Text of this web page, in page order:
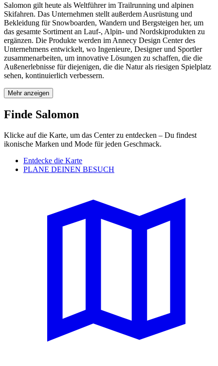
Salomon gilt heute als Weltführer im Trailrunning und alpinen
Skifahren. Das Unternehmen stellt außerdem Ausrüstung und
Bekleidung für Snowboarden, Wandern und Bergsteigen her, um
das gesamte Sortiment an Lauf-, Alpin- und Nordskiprodukten zu
ergänzen. Die Produkte werden im Annecy Design Center des
Unternehmens entwickelt, wo Ingenieure, Designer und Sportler
zusammenarbeiten, um innovative Lösungen zu schaffen, die die
Außenerlebnisse für diejenigen, die die Natur als riesigen Spielplatz
sehen, kontinuierlich verbessern.
Mehr anzeigen
Finde Salomon
Klicke auf die Karte, um das Center zu entdecken – Du findest
ikonische Marken und Mode für jeden Geschmack.
Entdecke die Karte
PLANE DEINEN BESUCH